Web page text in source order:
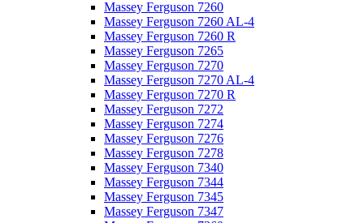
Massey Ferguson 7260
Massey Ferguson 7260 AL-4
Massey Ferguson 7260 R
Massey Ferguson 7265
Massey Ferguson 7270
Massey Ferguson 7270 AL-4
Massey Ferguson 7270 R
Massey Ferguson 7272
Massey Ferguson 7274
Massey Ferguson 7276
Massey Ferguson 7278
Massey Ferguson 7340
Massey Ferguson 7344
Massey Ferguson 7345
Massey Ferguson 7347